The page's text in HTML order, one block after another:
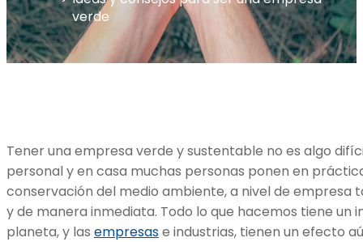
verde
Tener una empresa verde y sustentable no es algo
personal y en casa muchas personas ponen en
conservación del medio ambiente, a nivel de
y de manera inmediata. Todo lo que hacemos tiene un
planeta, y las empresase industrias, tienen un efecto